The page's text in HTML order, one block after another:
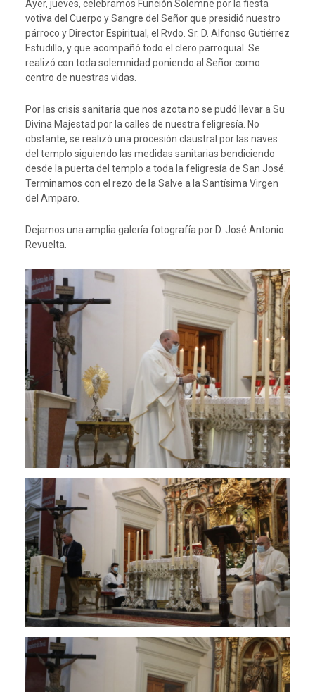
Ayer, jueves, celebramos Función Solemne por la fiesta
votiva del Cuerpo y Sangre del Señor que presidió nuestro
párroco y Director Espiritual, el Rvdo. Sr. D. Alfonso Gutiérrez
Estudillo, y que acompañó todo el clero parroquial. Se
realizó con toda solemnidad poniendo al Señor como
centro de nuestras vidas.
Por las crisis sanitaria que nos azota no se pudó llevar a Su
Divina Majestad por la calles de nuestra feligresía. No
obstante, se realizó una procesión claustral por las naves
del templo siguiendo las medidas sanitarias bendiciendo
desde la puerta del templo a toda la feligresía de San José.
Terminamos con el rezo de la Salve a la Santísima Virgen
del Amparo.
Dejamos una amplia galería fotografía por D. José Antonio
Revuelta.